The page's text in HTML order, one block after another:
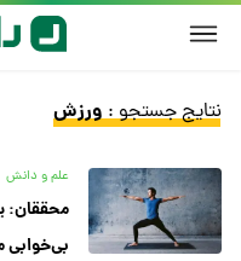
نتایج جستجو :ورزش
علم و دانش
محققان:
بی‌خوابی